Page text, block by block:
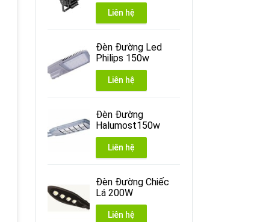
Liên hệ
Đèn Đường Led
Philips 150w
Liên hệ
Đèn Đường
Halumost150w
Liên hệ
Đèn Đường Chiếc
Lá 200W
Liên hệ